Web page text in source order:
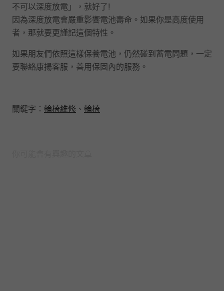
不可以深度放電」，就好了!
因為深度放電會嚴重影響電池壽命。如果你是高度使用
者，那就要更謹記這個特性。
如果朋友們依照這樣保養電池，仍然碰到蓄電問題，一定
要聯絡康揚客服，善用保固內的服務。
關鍵字： 輪椅維修 、 輪椅